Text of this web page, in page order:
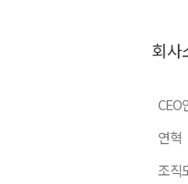
회사
CEO
연혁
조직
ENERGY